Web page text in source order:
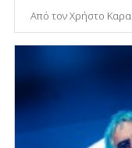
Από τον Χρήστο